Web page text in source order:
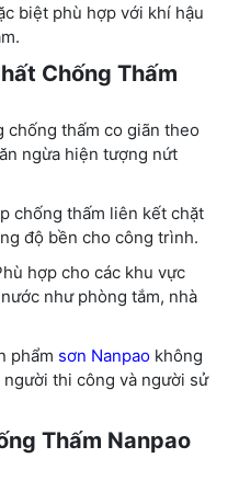
biệt phù hợp với khí hậu
Chống Thấm
chống thấm co giãn theo
ngừa hiện tượng nứt
chống thấm liên kết chặt
độ bền cho công trình.
hợp cho các khu vực
như phòng tắm, nhà
phẩm sơn Nanpao không
thi công và người sử
Thấm Nanpao